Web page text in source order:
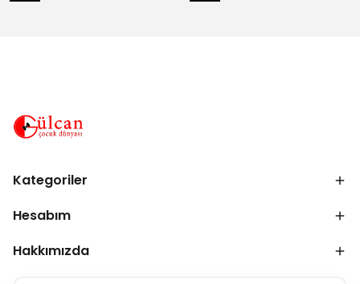
Kategoriler
Hesabım
Hakkımızda